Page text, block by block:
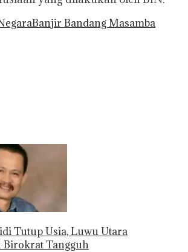
Banjir Bandang Masamba
Tutup Usia, Luwu Utara
Birokrat Tangguh